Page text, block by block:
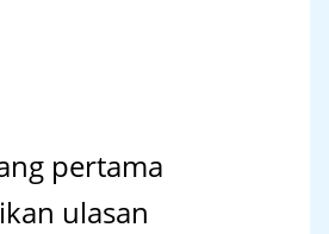
pertama
ulasan